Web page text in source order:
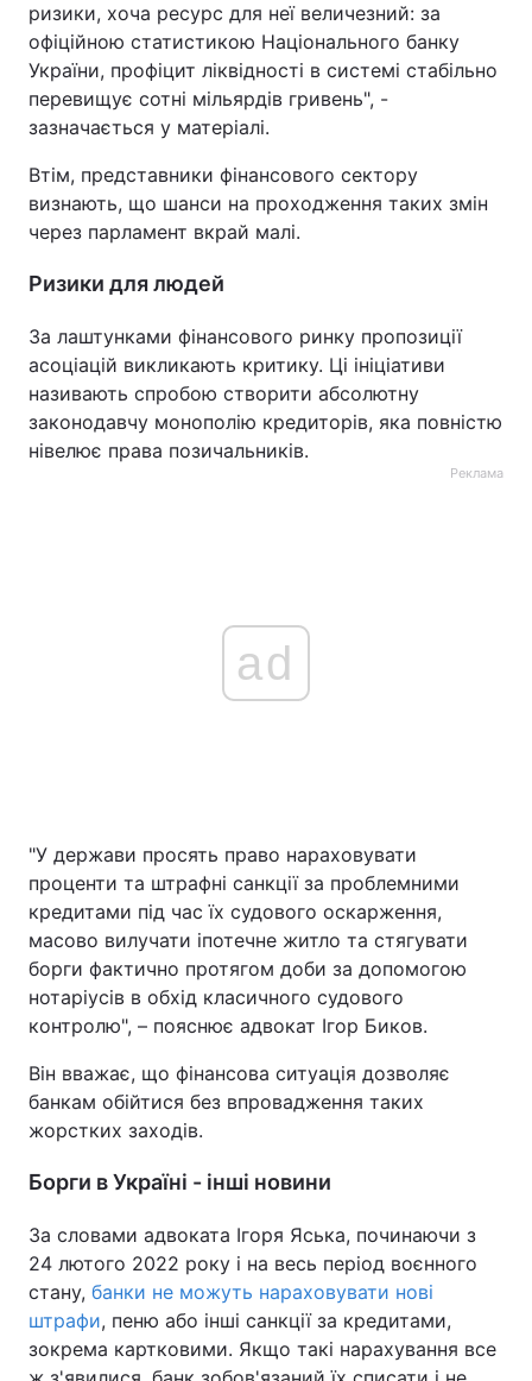
ризики, хоча ресурс для неї величезний: за
офіційною статистикою Національного банку
України, профіцит ліквідності в системі стабільно
перевищує сотні мільярдів гривень", -
зазначається у матеріалі.
Втім, представники фінансового сектору
визнають, що шанси на проходження таких змін
через парламент вкрай малі.
Ризики для людей
За лаштунками фінансового ринку пропозиції
асоціацій викликають критику. Ці ініціативи
називають спробою створити абсолютну
законодавчу монополію кредиторів, яка повністю
нівелює права позичальників.
Реклама
ad
"У держави просять право нараховувати
проценти та штрафні санкції за проблемними
кредитами під час їх судового оскарження,
масово вилучати іпотечне житло та стягувати
борги фактично протягом доби за допомогою
нотаріусів в обхід класичного судового
контролю", – пояснює адвокат Ігор Биков.
Він вважає, що фінансова ситуація дозволяє
банкам обійтися без впровадження таких
жорстких заходів.
Борги в Україні - інші новини
За словами адвоката Ігоря Яська, починаючи з
24 лютого 2022 року і на весь період воєнного
стану, банки не можуть нараховувати нові
штрафи, пеню або інші санкції за кредитами,
зокрема картковими. Якщо такі нарахування все